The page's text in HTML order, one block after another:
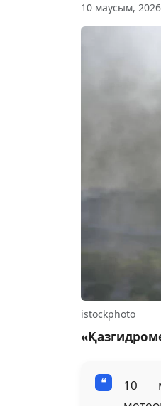
10 маусым, 2026
istockphoto
10